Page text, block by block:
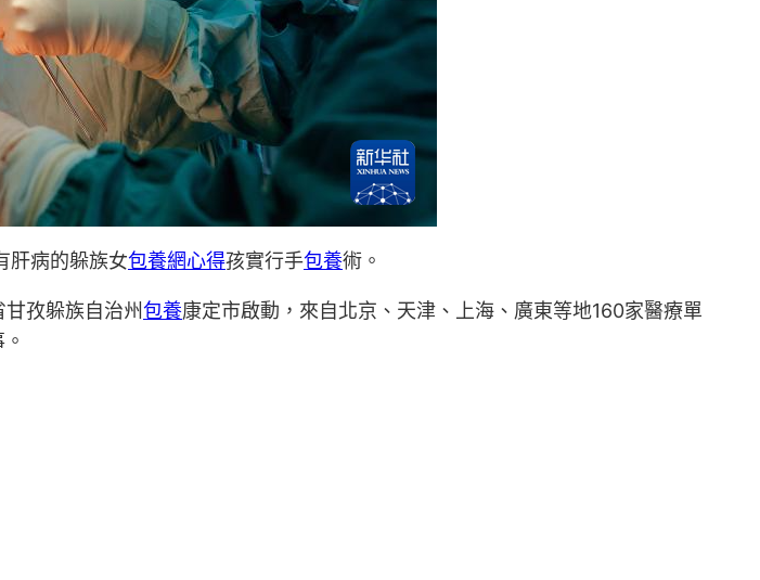
肝病的躲族女包養網心得孩實行手包養術。
孜躲族自治州包養康定市啟動，來自北京、天津、上海、廣東等地160家醫療單